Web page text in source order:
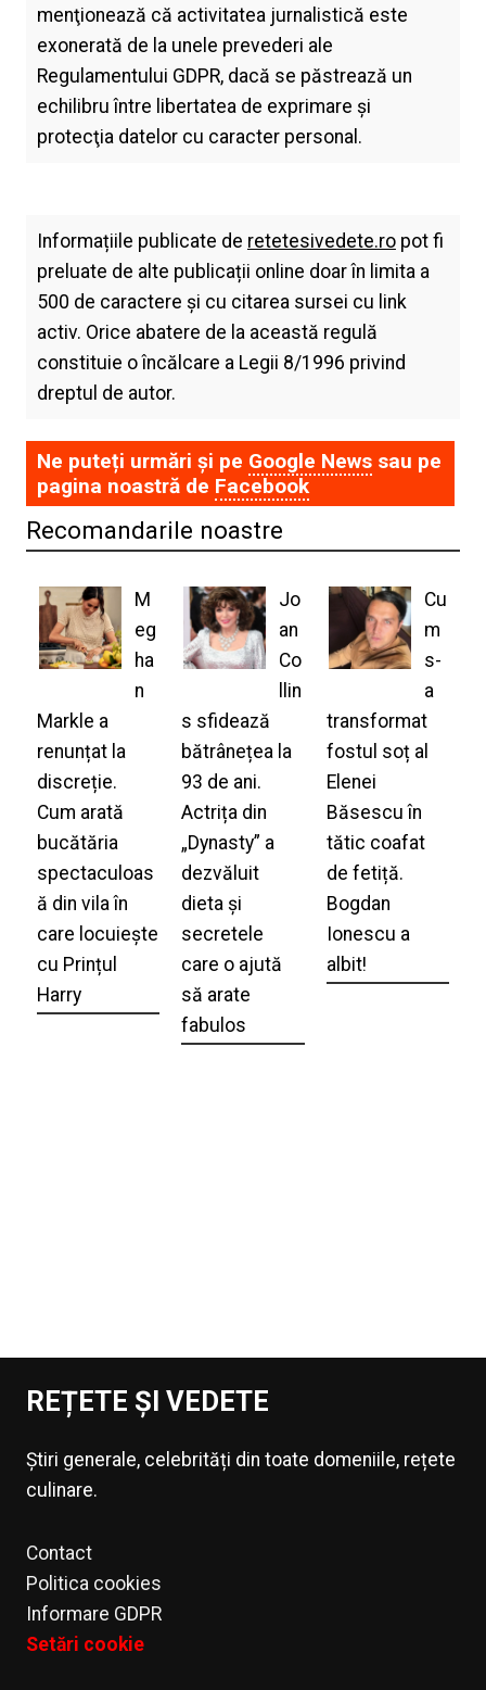
menţionează că activitatea jurnalistică este
exonerată de la unele prevederi ale
Regulamentului GDPR, dacă se păstrează un
echilibru între libertatea de exprimare şi
protecţia datelor cu caracter personal.
Informațiile publicate de retetesivedete.ropot fi
preluate de alte publicații online doar în limita a
500 de caractere și cu citarea sursei cu link
activ. Orice abatere de la această regulă
constituie o încălcare a Legii 8/1996 privind
dreptul de autor.
Ne puteți urmări și pe Google Newssau pe
pagina noastră de Facebook
Recomandarile noastre
M
eg
ha
n
Markle a
renunțat la
discreție.
Cum arată
bucătăria
spectaculoas
ă din vila în
care locuiește
cu Prințul
Harry
Jo
an
Co
llin
s sfidează
bătrânețea la
93 de ani.
Actrița din
„Dynasty” a
dezvăluit
dieta și
secretele
care o ajută
să arate
fabulos
Cu
m
s-
a
transformat
fostul soț al
Elenei
Băsescu în
tătic coafat
de fetiță.
Bogdan
Ionescu a
albit!
REȚETE ȘI VEDETE
Știri generale, celebrități din toate domeniile, rețete
culinare.
Contact
Politica cookies
Informare GDPR
Setări cookie